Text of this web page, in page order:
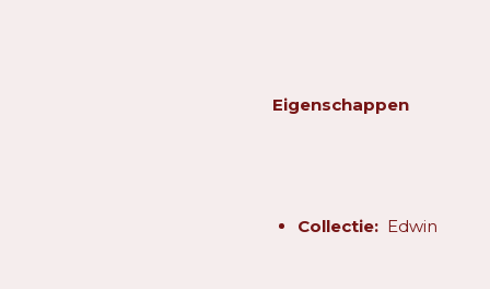
Eigenschappen
Collectie:Edwin